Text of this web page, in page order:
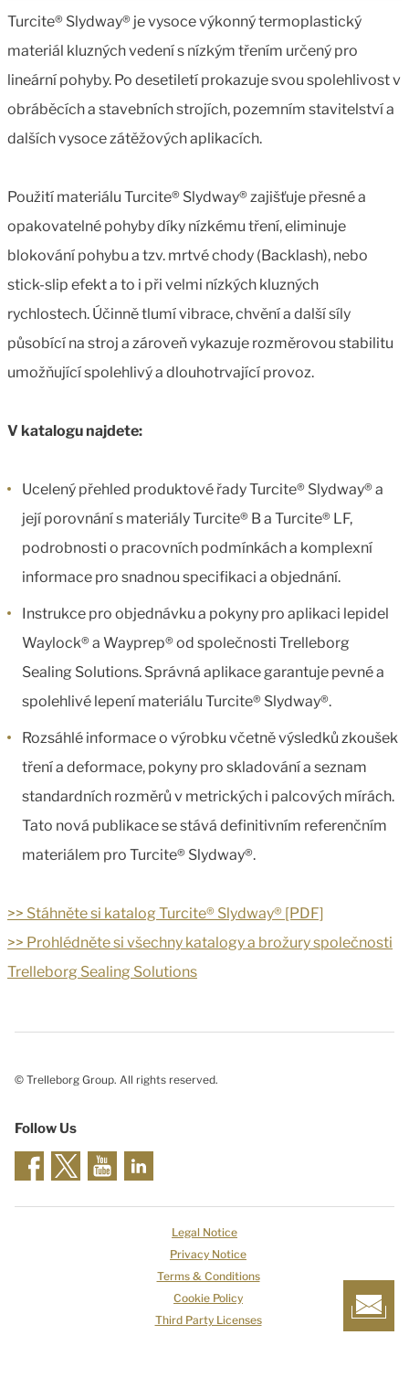
Turcite® Slydway® je vysoce výkonný termoplastický
materiál kluzných vedení s nízkým třením určený pro
lineární pohyby. Po desetiletí prokazuje svou spolehlivost v
obráběcích a stavebních strojích, pozemním stavitelství a
dalších vysoce zátěžových aplikacích.
Použití materiálu Turcite® Slydway® zajišťuje přesné a
opakovatelné pohyby díky nízkému tření, eliminuje
blokování pohybu a tzv. mrtvé chody (Backlash), nebo
stick-slip efekt a to i při velmi nízkých kluzných
rychlostech. Účinně tlumí vibrace, chvění a další síly
působící na stroj a zároveň vykazuje rozměrovou stabilitu
umožňující spolehlivý a dlouhotrvající provoz.
V katalogu najdete:
Ucelený přehled produktové řady Turcite® Slydway® a
její porovnání s materiály Turcite® B a Turcite® LF,
podrobnosti o pracovních podmínkách a komplexní
informace pro snadnou specifikaci a objednání.
Instrukce pro objednávku a pokyny pro aplikaci lepidel
Waylock® a Wayprep® od společnosti Trelleborg
Sealing Solutions. Správná aplikace garantuje pevné a
spolehlivé lepení materiálu Turcite® Slydway®.
Rozsáhlé informace o výrobku včetně výsledků zkoušek
tření a deformace, pokyny pro skladování a seznam
standardních rozměrů v metrických i palcových mírách.
Tato nová publikace se stává definitivním referenčním
materiálem pro Turcite® Slydway®.
>> Stáhněte si katalog Turcite® Slydway® [PDF]
>> Prohlédněte si všechny katalogy a brožury společnosti
Trelleborg Sealing Solutions
© Trelleborg Group. All rights reserved.
Follow Us
Legal Notice
Privacy Notice
Terms & Conditions
Cookie Policy
Third Party Licenses